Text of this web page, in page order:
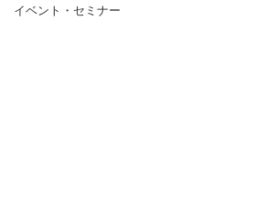
イベント・セミナー